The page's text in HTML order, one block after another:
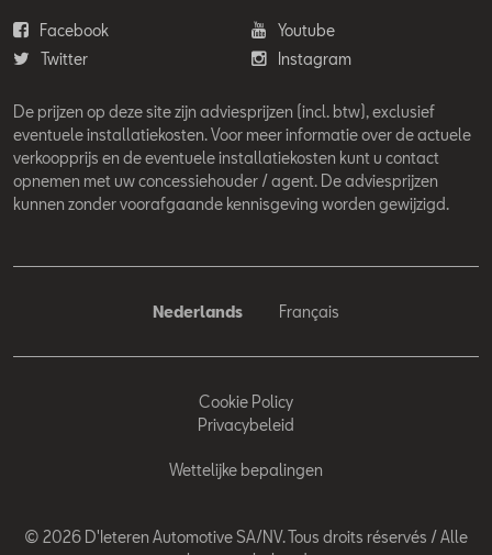
Facebook
Youtube
Twitter
Instagram
De prijzen op deze site zijn adviesprijzen (incl. btw), exclusief
eventuele installatiekosten. Voor meer informatie over de actuele
verkoopprijs en de eventuele installatiekosten kunt u contact
opnemen met uw concessiehouder / agent. De adviesprijzen
kunnen zonder voorafgaande kennisgeving worden gewijzigd.
Wettelijke bepalingen
Cookie Policy
Privacybeleid
Nederlands Français
© 2026 D'Ieteren Automotive SA/NV. Tous droits réservés / Alle